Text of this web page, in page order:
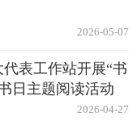
2026-05-07
表工作站开展“书
日主题阅读活动
2026-04-27